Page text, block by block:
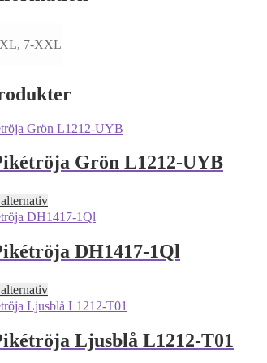
7-XXL
Grön L1212-UYB
Den
här
produkten
flera
olika
alternativen
väljas
DH1417-1Ql
Den
här
produkten
flera Ljusblå L1212-T01